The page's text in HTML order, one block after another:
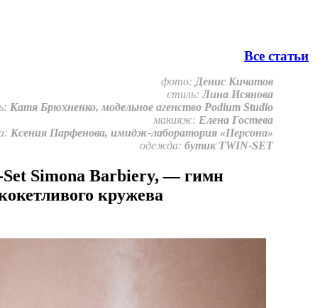
Все статьи
фото: Денис Кичатов
стиль:Лина Исянова
Катя Брюхненко, модельное агенство Podium Studio
макияж: Елена Гостева
Ксения Парфенова, имидж-лаборатория «Персона»
одежда: бутик TWIN-SET
Set Simona Barbiery, — гимн
кружева